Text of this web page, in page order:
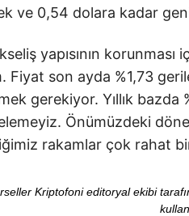
ve 0,54 dolara kadar
yapısının
Fiyat son ayda %1,73
gerekiyor. Yıllık bazda
Önümüzdeki
rakamlar çok rahat
Kriptofoni editoryal ekibi